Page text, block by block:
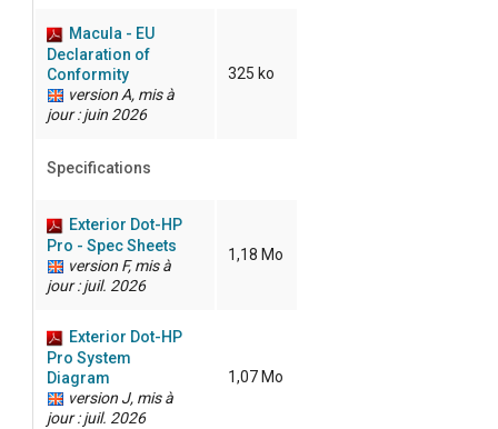
Macula - EU
Declaration of
Conformity
version A, mis à
jour : juin 2026
325 ko
Specifications
Exterior Dot-HP
Pro - Spec Sheets
version F, mis à
jour : juil. 2026
1,18 Mo
Exterior Dot-HP
Pro System
Diagram
version J, mis à
jour : juil. 2026
1,07 Mo